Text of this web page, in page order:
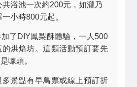
浴池一次約200元，如瀧乃
小時800元起。
了DIY鳳梨酥體驗，一人500
烘焙坊。這類活動預訂要先
噱頭。
多景點有早鳥票或線上預訂折